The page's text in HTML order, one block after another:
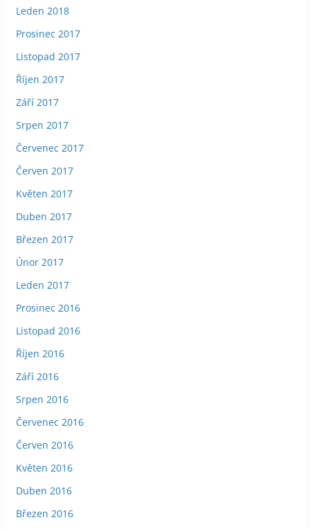
Leden 2018
Prosinec 2017
Listopad 2017
Říjen 2017
Září 2017
Srpen 2017
Červenec 2017
Červen 2017
Květen 2017
Duben 2017
Březen 2017
Únor 2017
Leden 2017
Prosinec 2016
Listopad 2016
Říjen 2016
Září 2016
Srpen 2016
Červenec 2016
Červen 2016
Květen 2016
Duben 2016
Březen 2016